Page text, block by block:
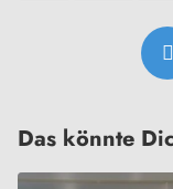
Das könnte